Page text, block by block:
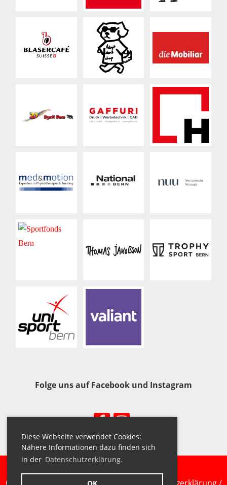
Diese Webseite verwendet Cookies:
Nähere Informationen dazu finden sich
in der Datenschutzerklärung.
Folge uns auf Facebook und Instagram